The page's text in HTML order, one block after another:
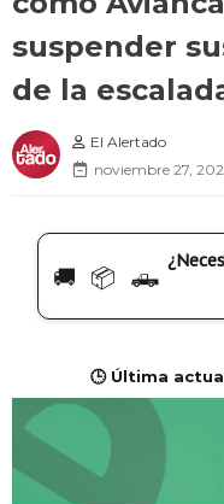
suspender
de la
El Alertado
noviembre 27,
🚚 📦 🛻
🕒 Última